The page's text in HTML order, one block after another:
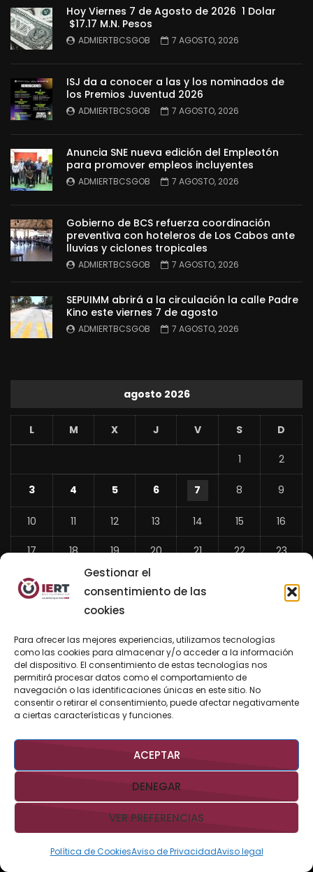
Gestionar el
consentimiento de las
cookies
Para ofrecer las mejores experiencias, utilizamos tecnologías
como las cookies para almacenar y/o acceder a la información
del dispositivo. El consentimiento de estas tecnologías nos
permitirá procesar datos como el comportamiento de
navegación o las identificaciones únicas en este sitio. No
consentir o retirar el consentimiento, puede afectar negativamente
a ciertas características y funciones.
ACEPTAR
DENEGAR
VER PREFERENCIAS
Política de CookiesAviso de PrivacidadAviso legal
Hoy Viernes 7 de Agosto de 2026 1 Dolar
$17.17 M.N. Pesos
ADMIERTBCSGOB 7 AGOSTO, 2026
ISJ da a conocer a las y los nominados de
los Premios Juventud 2026
ADMIERTBCSGOB 7 AGOSTO, 2026
Anuncia SNE nueva edición del Empleotón
para promover empleos incluyentes
ADMIERTBCSGOB 7 AGOSTO, 2026
Gobierno de BCS refuerza coordinación
preventiva con hoteleros de Los Cabos ante
lluvias y ciclones tropicales
ADMIERTBCSGOB 7 AGOSTO, 2026
SEPUIMM abrirá a la circulación la calle Padre
Kino este viernes 7 de agosto
ADMIERTBCSGOB 7 AGOSTO, 2026
agosto 2026
L M X J V S D
1 2
3 4 5 6 7 8 9
10 11 12 13 14 15 16
17 18 19 20 21 22 23
24 26 27
«
Jul
BUSCAR AHORA
Derechos Reservados @IERTBCS 2026 Gobierno de BCSAviso
Legal
Aviso de PrivacidadContacto:iert@bcs.gob.mx